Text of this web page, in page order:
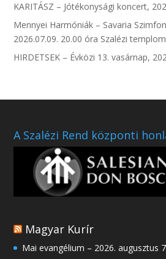
KARITÁSZ – Jótékonysági koncert,
Mennyei Harmóniák – Savaria
2026.07.09. 20.00 óra Szalézi templom
HIRDETSEK – Évközi 13. vasárnap,
A Szalézi Rend központi
Magyar Kurír
Mai evangélium – 2026. augusztus